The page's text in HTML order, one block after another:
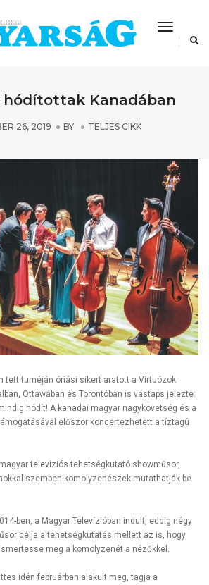
Toggle
hódítottak Kanadában
26, 2019 BY TELJES CIKK
tett turnéján óriási sikert aratott a Virtuózok
Ottawában és Torontóban is vastaps jelezte:
hódít! A kanadai magyar nagykövetség és a
először koncertezhetett a tíztagú
televíziós tehetségkutató showműsor,
szemben komolyzenészek mutathatják be
ben, a Magyar Televízióban indult, eddig négy
célja a tehetségkutatás mellett az is, hogy
meg a komolyzenét a nézőkkel.
idén februárban alakult meg, tagja a